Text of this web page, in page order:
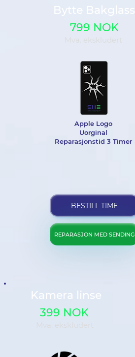
Bytte Bakglass
799 NOK
Mva. ekskludert
Apple Logo
Uorginal
Reparasjonstid 3 Timer
BESTILL TIME
REPARASJON MED SENDING
Kamera linse
399 NOK
Mva. ekskludert